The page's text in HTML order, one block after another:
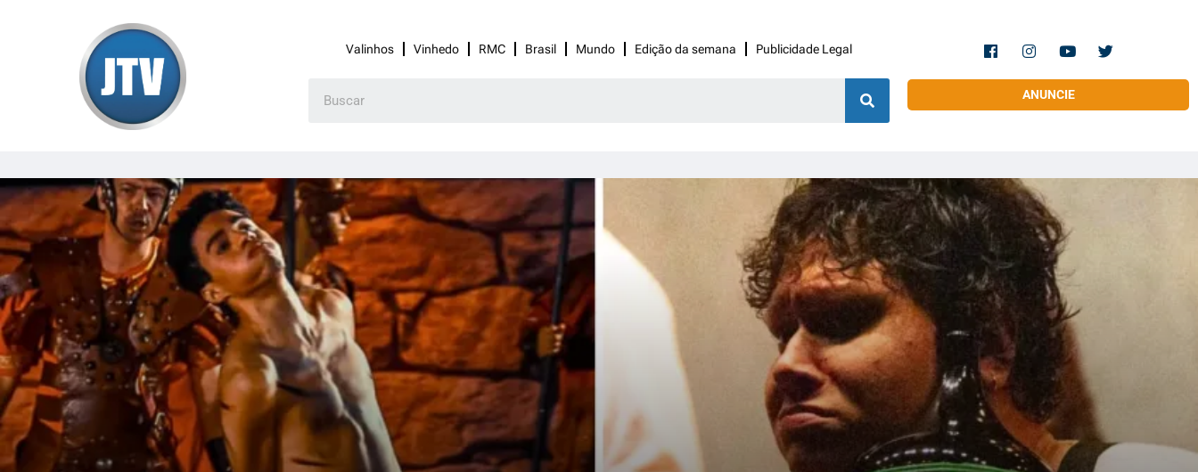
Valinhos Vinhedo RMC Brasil Mundo Edição da semana Publicidade Legal
ANUNCIE